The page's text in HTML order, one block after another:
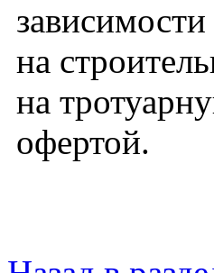
на
на
офертой.